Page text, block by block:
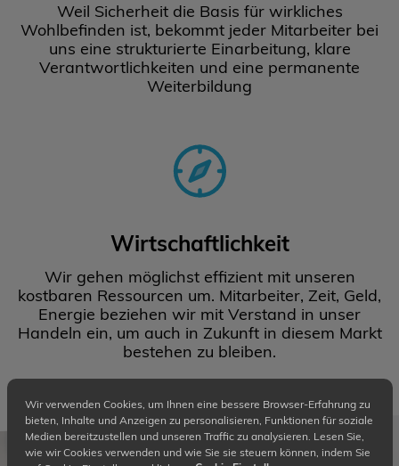
Weil Sicherheit die Basis für wirkliches
Wohlbefinden ist, bekommt jeder Mitarbeiter bei
uns eine strukturierte Einarbeitung, klare
Verantwortlichkeiten und eine permanente
Weiterbildung
Wirtschaftlichkeit
Wir gehen möglichst effizient mit unseren
kostbaren Ressourcen um. Mitarbeiter, Zeit, Geld,
Energie beziehen wir mit Verstand in unser
Handeln ein, um auch in Zukunft in diesem Markt
bestehen zu bleiben.
Wir verwenden Cookies, um Ihnen eine bessere Browser-Erfahrung zu
bieten, Inhalte und Anzeigen zu personalisieren, Funktionen für soziale
Medien bereitzustellen und unseren Traffic zu analysieren. Lesen Sie,
wie wir Cookies verwenden und wie Sie sie steuern können, indem Sie